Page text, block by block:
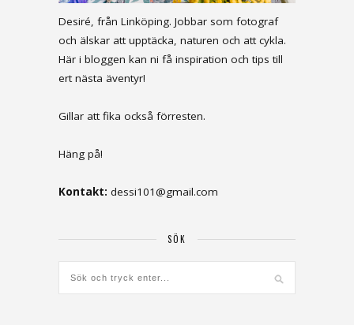
Desiré, från Linköping. Jobbar som fotograf
och älskar att upptäcka, naturen och att cykla.
Här i bloggen kan ni få inspiration och tips till
ert nästa äventyr!
Gillar att fika också förresten.
Häng på!
Kontakt: dessi101@gmail.com
SÖK